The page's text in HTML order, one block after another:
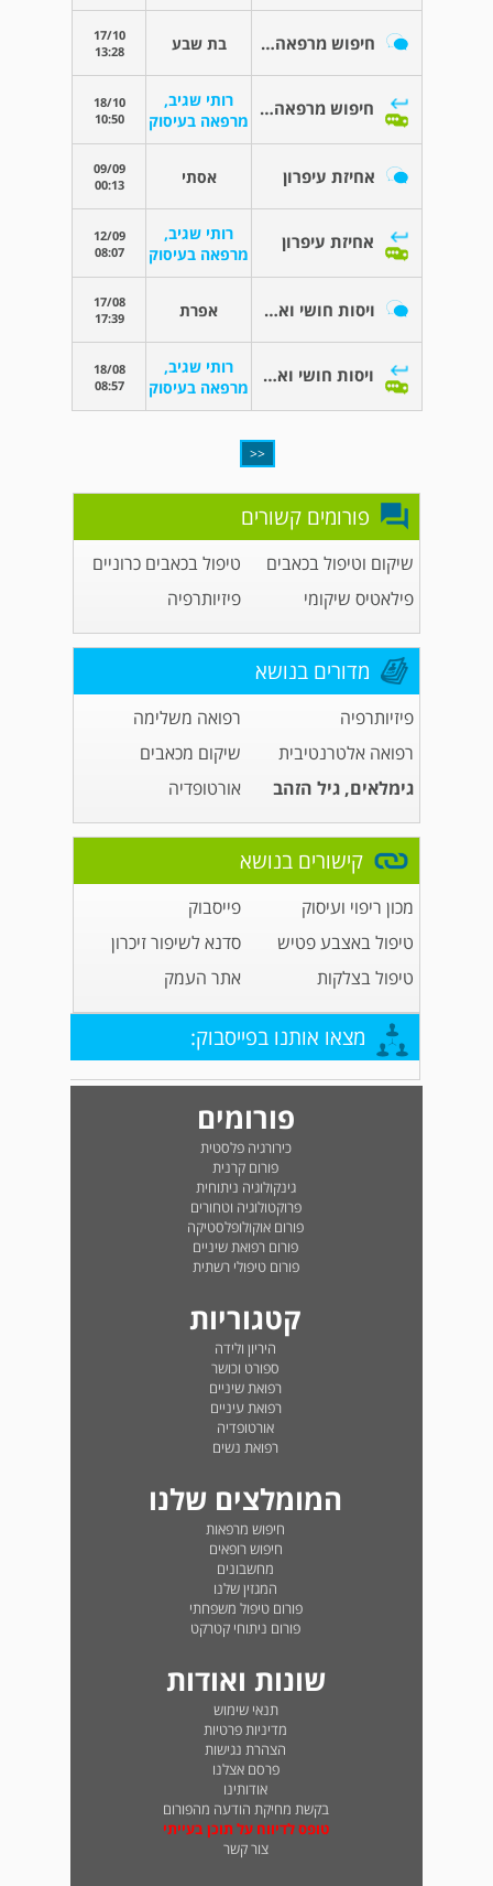
חיפוש מרפאה בעיסוק בת שבע
17/10
13:28
חיפוש מרפאה בעיסוק
רותי שגיב,
מרפאה בעיסוק
18/10
10:50
אחיזת עיפרון אסתי
09/09
00:13
אחיזת עיפרון
רותי שגיב,
מרפאה בעיסוק
12/09
08:07
ויסות חושי ואבחון על הרצף לבוגרים. אפרת
17/08
17:39
ויסות חושי ואבחון על הרצף לבוגרים.
רותי שגיב,
מרפאה בעיסוק
18/08
08:57
<<
פורומים קשורים
שיקום וטיפול בכאבים
טיפול בכאבים כרוניים
פילאטיס שיקומי
פיזיותרפיה
מדורים בנושא
פיזיותרפיה
רפואה משלימה
רפואה אלטרנטיבית
שיקום מכאבים
גימלאים, גיל הזהב
אורטופדיה
קישורים בנושא
מכון ריפוי ועיסוק
פייסבוק
טיפול באצבע פטיש
סדנא לשיפור זיכרון
טיפול בצלקות
אתר העמק
מצאו אותנו בפייסבוק:
פורומים
כירורגיה פלסטית
פורום קרנית
גינקולוגיה ניתוחית
פרוקטולוגיה וטחורים
פורום אוקולופלסטיקה
פורום רפואת שיניים
פורום טיפולי רשתית
קטגוריות
היריון ולידה
ספורט וכושר
רפואת שיניים
רפואת עיניים
אורטופדיה
רפואת נשים
המומלצים שלנו
חיפוש מרפאות
חיפוש רופאים
מחשבונים
המגזין שלנו
פורום טיפול משפחתי
פורום ניתוחי קטרקט
שונות ואודות
תנאי שימוש
מדיניות פרטיות
הצהרת נגישות
פרסם אצלנו
אודותינו
בקשת מחיקת הודעה מהפורום
טופס לדיווח על תוכן בעייתי
צור קשר